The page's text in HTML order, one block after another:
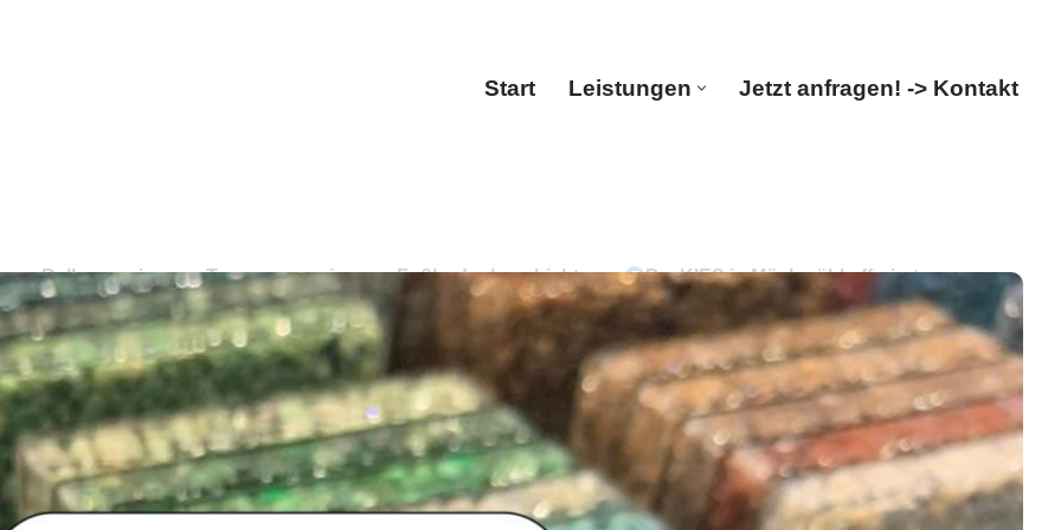
Start Leistungen Jetzt anfragen! -> Kontakt
Balkonsanierung, Terrassensanierung, Fußbodenbeschichtung.
PayKIES in Möckmühl offeriert
Terrassensanierung, Fußbodenbeschichtung. PayKIES, Ihr Boden-Verleger in Möckmühl – gleich
✓Treppensanierung und ✓Fußbodenbeschichtung. Kommen Sie doch mal vorbei ✉.